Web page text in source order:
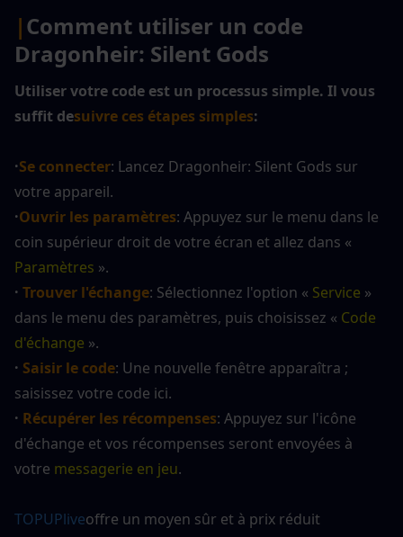
|Comment utiliser un code
Dragonheir: Silent Gods
Utiliser votre code est un processus simple. Il vous
suffit desuivre ces étapes simples:
·Se connecter: Lancez Dragonheir: Silent Gods sur
votre appareil.
·Ouvrir les paramètres: Appuyez sur le menu dans le
Paramètres ».
· Trouver l'échange: Sélectionnez l'option « Service »
dans le menu des paramètres, puis choisissez « Code
d'échange ».
· Saisir le code: Une nouvelle fenêtre apparaîtra ;
saisissez votre code ici.
· Récupérer les récompenses: Appuyez sur l'icône
d'échange et vos récompenses seront envoyées à
votre messagerie en jeu.
TOPUPliveoffre un moyen sûr et à prix réduit